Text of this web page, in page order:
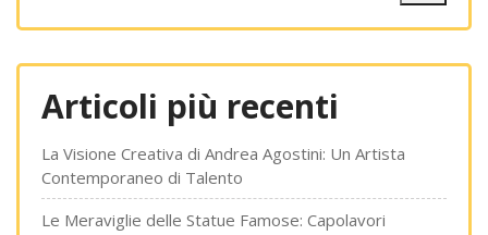
Articoli più recenti
La Visione Creativa di Andrea Agostini: Un Artista
Contemporaneo di Talento
Le Meraviglie delle Statue Famose: Capolavori